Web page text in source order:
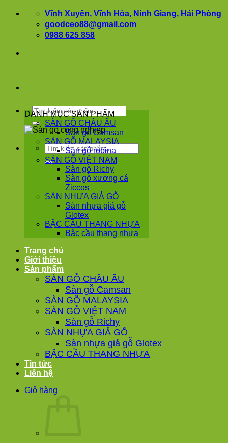
Vĩnh Xuyên, Vĩnh Hòa, Ninh Giang, Hải Phòng
goodceo88@gmail.com
0988 625 858
Tìm
kiếm:
Tìm
kiếm:
DANH MỤC SẢN PHẨM
SÀN GỖ CHÂU ÂU
Sàn gỗ Camsan
SÀN GỖ MALAYSIA
Sàn gỗ robina
SÀN GỖ VIỆT NAM
Sàn gỗ Richy
Sàn gỗ xương cá
Ziccos
SÀN NHỰA GIẢ GỖ
Sàn nhựa giả gỗ
Glotex
BẬC CẦU THANG NHỰA
Bậc cầu thang nhựa
Trang chủ
Giới thiệu
Sản phẩm
SÀN GỖ CHÂU ÂU
Sàn gỗ Camsan
SÀN GỖ MALAYSIA
SÀN GỖ VIỆT NAM
Sàn gỗ Richy
SÀN NHỰA GIẢ GỖ
Sàn nhựa giả gỗ Glotex
BẬC CẦU THANG NHỰA
Tin tức
Liên hệ
Giỏ hàng